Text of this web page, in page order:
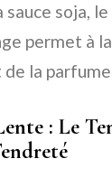
sauce soja,
permet à
de la
: Le